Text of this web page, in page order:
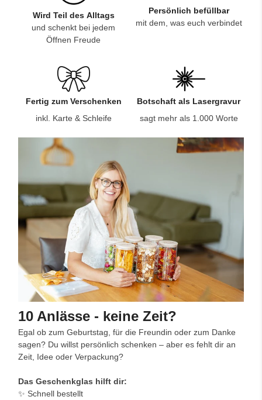
Wird Teil des Alltags
und schenkt bei jedem
Öffnen Freude
Persönlich befüllbar
mit dem, was euch verbindet
Fertig zum Verschenken
inkl. Karte & Schleife
Botschaft als Lasergravur
sagt mehr als 1.000 Worte
10 Anlässe - keine Zeit?
Egal ob zum Geburtstag, für die Freundin oder zum Danke
sagen? Du willst persönlich schenken – aber es fehlt dir an
Zeit, Idee oder Verpackung?
Das Geschenkglas hilft dir:
✨ Schnell bestellt